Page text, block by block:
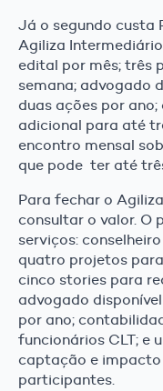
Já o segundo custa
Agiliza
edital por mês; três
semana; advogado
duas ações por
adicional para até
encontro mensal
que pode ter até
Para fechar o
consultar o valor. O
serviços:
quatro projetos
cinco stories para
advogado
por ano;
funcionários CLT; e
captação e impacto
participantes.